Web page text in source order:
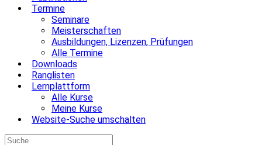
Termine
Seminare
Meisterschaften
Ausbildungen, Lizenzen, Prüfungen
Alle Termine
Downloads
Ranglisten
Lernplattform
Alle Kurse
Meine Kurse
Website-Suche umschalten